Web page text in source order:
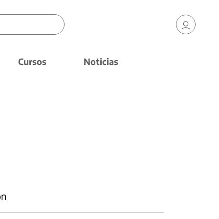
Cursos Noticias